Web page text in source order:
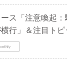
ス「注意喚起
行」＆注目トピ